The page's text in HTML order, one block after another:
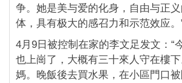
争。她是美与爱的化身，自由与正
体，具有极大的感召力和示范效应。
4月9日被控制在家的李文足发文：“
也上崗了，大概有三十來人守在樓
媽。晚飯後去買水果，在小區門口